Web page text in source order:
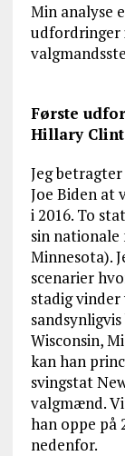
Min analyse
udfordringer
Første
Hillary
Jeg
Joe Biden at
i 2016. To
sin nationale
Minnesota).
scenarier
stadig
Wisconsin,
kan han
svingstat
valgmænd.
han oppe på
nedenfor.